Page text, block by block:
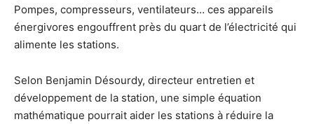
Pompes, compresseurs, ventilateurs… ces appareils
énergivores engouffrent près du quart de l’électricité qui
alimente les stations.
Selon Benjamin Désourdy, directeur entretien et
développement de la station, une simple équation
mathématique pourrait aider les stations à réduire la